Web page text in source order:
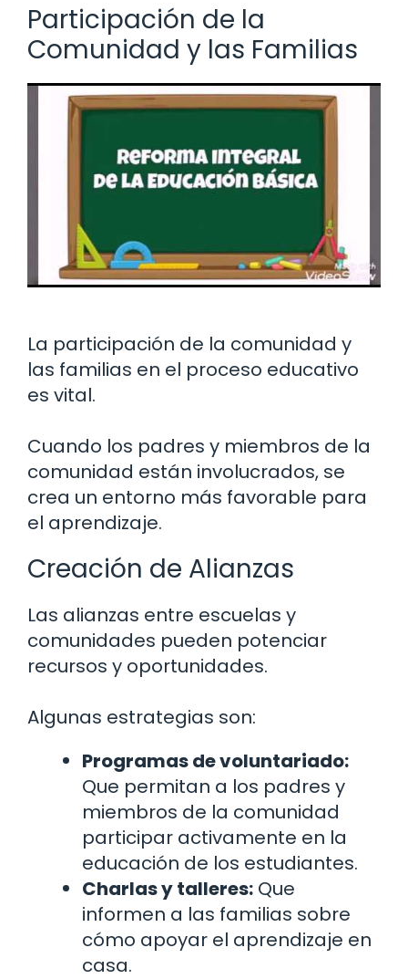
Participación de la
Comunidad y las Familias
La participación de la comunidad y
las familias en el proceso educativo
es vital.
Cuando los padres y miembros de la
comunidad están involucrados, se
crea un entorno más favorable para
el aprendizaje.
Creación de Alianzas
Las alianzas entre escuelas y
comunidades pueden potenciar
recursos y oportunidades.
Algunas estrategias son:
Programas de voluntariado:
Que permitan a los padres y
miembros de la comunidad
participar activamente en la
educación de los estudiantes.
Charlas y talleres: Que
informen a las familias sobre
cómo apoyar el aprendizaje en
casa.